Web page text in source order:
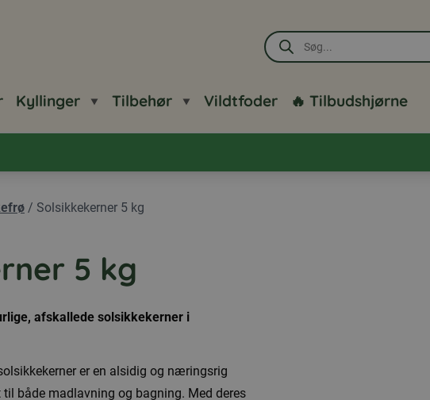
Products
search
Kyllinger Tilbehør Vildtfoder 🔥 Tilbudshjørne
/ Solsikkekerner 5 kg
5 kg
afskallede solsikkekerner i
er en alsidig og næringsrig
til både madlavning og bagning. Med deres